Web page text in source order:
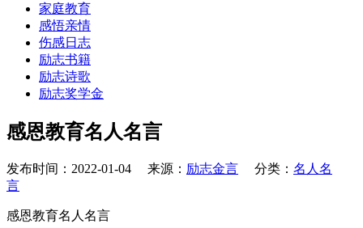
家庭教育
感悟亲情
伤感日志
励志书籍
励志诗歌
励志奖学金
感恩教育名人名言
发布时间：2022-01-04 来源： 励志金言 分类： 名人名
言
感恩教育名人名言